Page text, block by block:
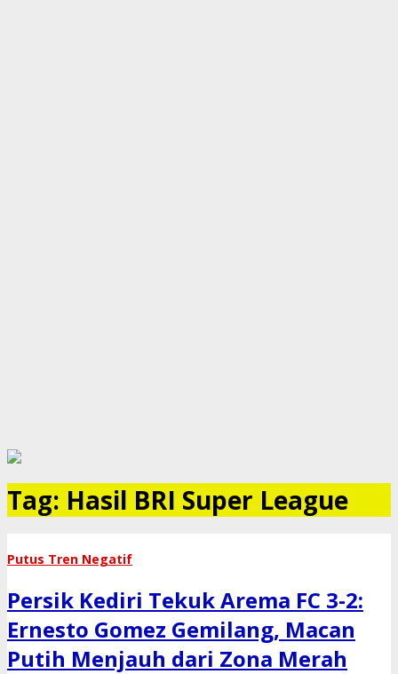
Tag: Hasil BRI Super League
Putus Tren Negatif
Persik Kediri Tekuk Arema FC 3-2:
Ernesto Gomez Gemilang, Macan
Putih Menjauh dari Zona Merah